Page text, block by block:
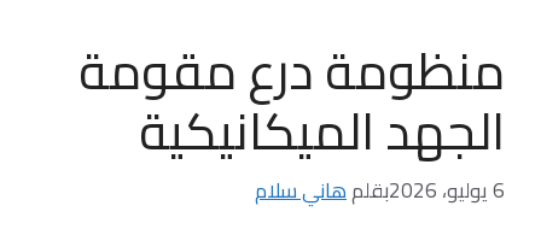
منظومة درع مقومة
الجهد الميكانيكية
6 يوليو، 2026 بقلمهاني سلام